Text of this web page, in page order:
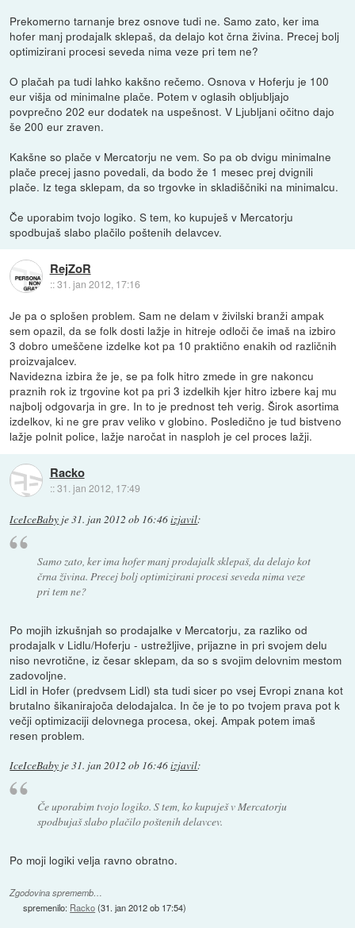
Prekomerno tarnanje brez osnove tudi ne. Samo zato, ker ima
hofer manj prodajalk sklepaš, da delajo kot črna živina. Precej bolj
optimizirani procesi seveda nima veze pri tem ne?
O plačah pa tudi lahko kakšno rečemo. Osnova v Hoferju je 100
eur višja od minimalne plače. Potem v oglasih obljubljajo
povprečno 202 eur dodatek na uspešnost. V Ljubljani očitno dajo
še 200 eur zraven.
Kakšne so plače v Mercatorju ne vem. So pa ob dvigu minimalne
plače precej jasno povedali, da bodo že 1 mesec prej dvignili
plače. Iz tega sklepam, da so trgovke in skladiščniki na minimalcu.
Če uporabim tvojo logiko. S tem, ko kupuješ v Mercatorju
spodbujaš slabo plačilo poštenih delavcev.
RejZoR
::31. jan 2012, 17:16
Je pa o splošen problem. Sam ne delam v živilski branži ampak
sem opazil, da se folk dosti lažje in hitreje odloči če imaš na izbiro
3 dobro umeščene izdelke kot pa 10 praktično enakih od različnih
proizvajalcev.
Navidezna izbira že je, se pa folk hitro zmede in gre nakoncu
praznih rok iz trgovine kot pa pri 3 izdelkih kjer hitro izbere kaj mu
najbolj odgovarja in gre. In to je prednost teh verig. Širok asortima
izdelkov, ki ne gre prav veliko v globino. Posledično je tud bistveno
lažje polnit police, lažje naročat in nasploh je cel proces lažji.
Racko
::31. jan 2012, 17:49
IceIceBaby je31. jan 2012 ob 16:46izjavil:
Samo zato, ker ima hofer manj prodajalk sklepaš, da delajo kot
črna živina. Precej bolj optimizirani procesi seveda nima veze
pri tem ne?
Po mojih izkušnjah so prodajalke v Mercatorju, za razliko od
prodajalk v Lidlu/Hoferju - ustrežljive, prijazne in pri svojem delu
niso nevrotične, iz česar sklepam, da so s svojim delovnim mestom
zadovoljne.
Lidl in Hofer (predvsem Lidl) sta tudi sicer po vsej Evropi znana kot
brutalno šikanirajoča delodajalca. In če je to po tvojem prava pot k
večji optimizaciji delovnega procesa, okej. Ampak potem imaš
resen problem.
IceIceBaby je31. jan 2012 ob 16:46izjavil:
Če uporabim tvojo logiko. S tem, ko kupuješ v Mercatorju
spodbujaš slabo plačilo poštenih delavcev.
Po moji logiki velja ravno obratno.
Zgodovina sprememb…
spremenilo: Racko(31. jan 2012 ob 17:54)